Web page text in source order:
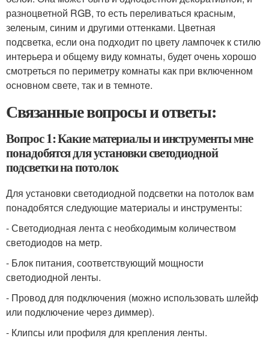
разноцветной RGB, то есть переливаться красным,
зеленым, синим и другими оттенками. Цветная
подсветка, если она подходит по цвету лампочек к стилю
интерьера и общему виду комнаты, будет очень хорошо
смотреться по периметру комнаты как при включенном
основном свете, так и в темноте.
Связанные вопросы и ответы:
Вопрос 1: Какие материалы и инструменты мне
понадобятся для установки светодиодной
подсветки на потолок
Для установки светодиодной подсветки на потолок вам
понадобятся следующие материалы и инструменты:
- Светодиодная лента с необходимым количеством
светодиодов на метр.
- Блок питания, соответствующий мощности
светодиодной ленты.
- Провод для подключения (можно использовать шлейф
или подключение через диммер).
- Клипсы или профиля для крепления ленты.